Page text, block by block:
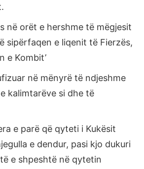
në orët e hershme të mëgjesit
sipërfaqen e liqenit të Fierzës,
e Kombit’
në mënyrë të ndjeshme
kalimtarëve si dhe të
e parë që qyteti i Kukësit
e dendur, pasi kjo dukuri
e shpeshtë në qytetin